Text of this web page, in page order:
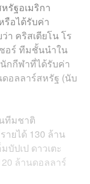
รัฐอเมริกา
รือได้รับค่า
า คริสเตียโน โร
อร์ ทีมชั้นนำใน
กกีฬาที่ได้รับค่า
อลลาร์สหรัฐ (นับ
ทีมชาติ
ายได้ 130 ล้าน
บัปเป ดาวเตะ
ล้านดอลลาร์